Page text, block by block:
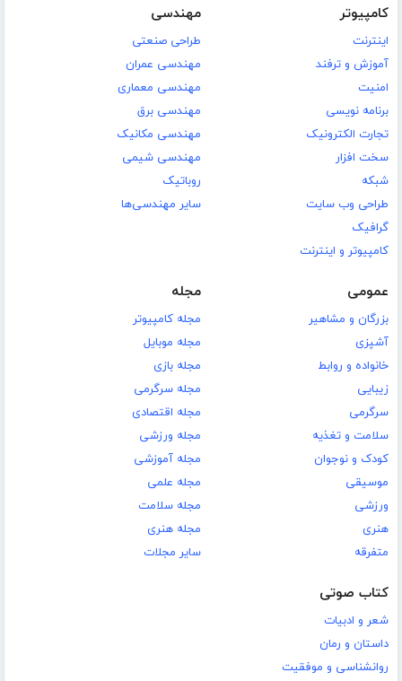
کامپیوتر
اینترنت
آموزش و ترفند
امنیت
برنامه نویسی
تجارت الکترونیک
سخت افزار
شبکه
طراحی وب سایت
گرافیک
کامپیوتر و اینترنت
مهندسی
طراحی صنعتی
مهندسی عمران
مهندسی معماری
مهندسی برق
مهندسی مکانیک
مهندسی شیمی
روباتیک
سایر مهندسی‌ها
عمومی
بزرگان و مشاهیر
آشپزی
خانواده و روابط
زیبایی
سرگرمی
سلامت و تغذیه
کودک و نوجوان
موسیقی
ورزشی
هنری
متفرقه
مجله
مجله کامپیوتر
مجله موبایل
مجله بازی
مجله سرگرمی
مجله اقتصادی
مجله ورزشی
مجله آموزشی
مجله علمی
مجله سلامت
مجله هنری
سایر مجلات
کتاب صوتی
شعر و ادبیات
داستان و رمان
روانشناسی و موفقیت